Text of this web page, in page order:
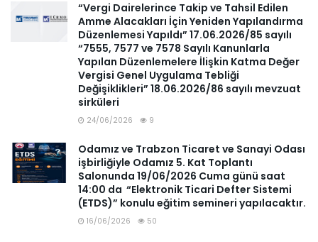
“Vergi Dairelerince Takip ve Tahsil Edilen
Amme Alacakları İçin Yeniden Yapılandırma
Düzenlemesi Yapıldı” 17.06.2026/85 sayılı
“7555, 7577 ve 7578 Sayılı Kanunlarla
Yapılan Düzenlemelere İlişkin Katma Değer
Vergisi Genel Uygulama Tebliği
Değişiklikleri” 18.06.2026/86 sayılı mevzuat
sirküleri
24/06/2026 9
Odamız ve Trabzon Ticaret ve Sanayi Odası
işbirliğiyle Odamız 5. Kat Toplantı
Salonunda 19/06/2026 Cuma günü saat
14:00 da “Elektronik Ticari Defter Sistemi
(ETDS)” konulu eğitim semineri yapılacaktır.
16/06/2026 50